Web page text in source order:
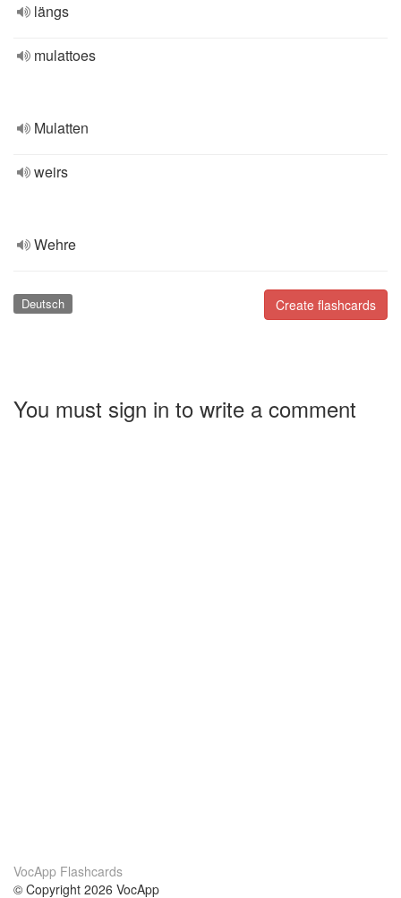
längs
mulattoes
Mulatten
weirs
Wehre
Create flashcards
Deutsch
You must sign in to write a comment
VocApp Flashcards
© Copyright 2026 VocApp